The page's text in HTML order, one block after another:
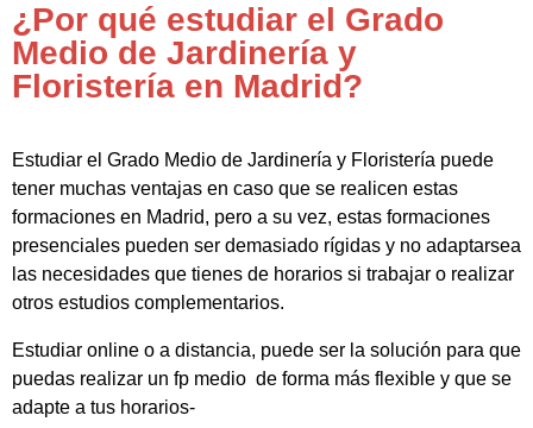
¿Por qué estudiar el Grado
Medio de Jardinería y
Floristería en Madrid?
Estudiar el Grado Medio de Jardinería y Floristería puede
tener muchas ventajas en caso que se realicen estas
formaciones en Madrid, pero a su vez, estas formaciones
presenciales pueden ser demasiado rígidas y no adaptarsea
las necesidades que tienes de horarios si trabajar o realizar
otros estudios complementarios.
Estudiar online o a distancia, puede ser la solución para que
puedas realizar un fp medio de forma más flexible y que se
adapte a tus horarios-